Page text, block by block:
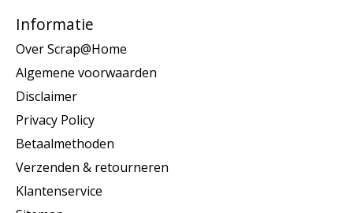
Informatie
Over Scrap@Home
Algemene voorwaarden
Disclaimer
Privacy Policy
Betaalmethoden
Verzenden & retourneren
Klantenservice